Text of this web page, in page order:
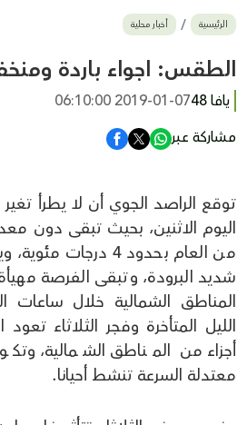
بيع وشراء
أخبار القدس
وفيات
المزيد
الرئيسية أخبار محلية
الطقس: اجواء باردة
يافا 48
2019-01-07 06:10:00
مشاركة عبر
توقع الراصد الجوي أن لا يطرأ تغير
اليوم الاثنين، بحيث تبقى دون
من العام بحدود 4
شديد البرودة، وتبقى الفرصة
المناطق الشمالية خلال ساعات
الليل المتأخرة وفجر الثلاثاء
أجزاء من المناطق الشمالية،
معتدلة السرعة تنشط أحيانا.